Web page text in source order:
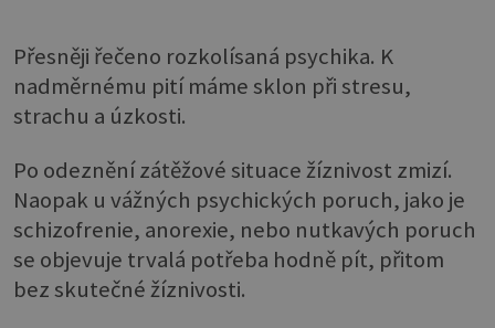
Přesněji řečeno rozkolísaná psychika. K
nadměrnému pití máme sklon při stresu,
strachu a úzkosti.
Po odeznění zátěžové situace žíznivost zmizí.
Naopak u vážných psychických poruch, jako je
schizofrenie, anorexie, nebo nutkavých poruch
se objevuje trvalá potřeba hodně pít, přitom
bez skutečné žíznivosti.